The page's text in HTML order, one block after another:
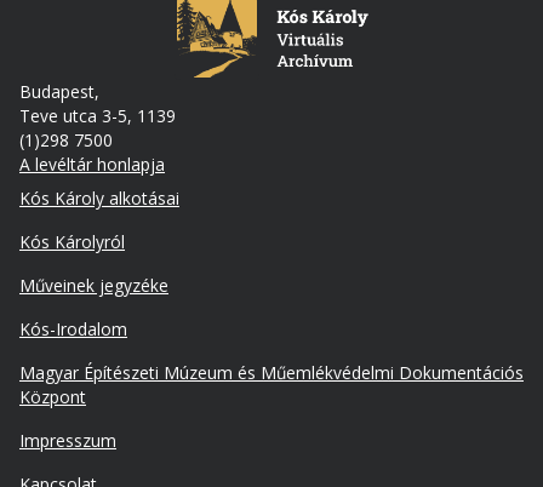
Budapest,
Teve utca 3-5, 1139
(1)298 7500
A levéltár honlapja
Footer
Kós Károly alkotásai
Kós Károlyról
Műveinek jegyzéke
Kós-Irodalom
Lábléc
másodlagos
Magyar Építészeti Múzeum és Műemlékvédelmi Dokumentációs
Központ
Impresszum